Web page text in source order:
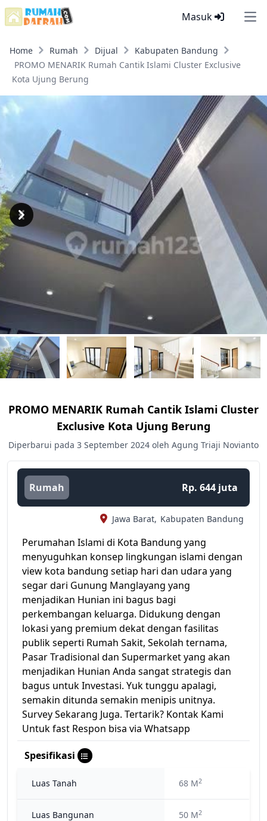
Masuk
Home Rumah Dijual
Kabupaten Bandung
PROMO MENARIK Rumah Cantik Islami Cluster Exclusive
Kota Ujung Berung
Previous
Next
PROMO MENARIK Rumah Cantik Islami Cluster
Exclusive Kota Ujung Berung
Diperbarui pada 3 September 2024 oleh Agung Triaji Novianto
Rumah Rp. 644 juta
Jawa Barat, Kabupaten Bandung
Perumahan Islami di Kota Bandung yang
menyuguhkan konsep lingkungan islami dengan
view kota bandung setiap hari dan udara yang
segar dari Gunung Manglayang yang
menjadikan Hunian ini bagus bagi
perkembangan keluarga. Didukung dengan
lokasi yang premium dekat dengan fasilitas
publik seperti Rumah Sakit, Sekolah ternama,
Pasar Tradisional dan Supermarket yang akan
menjadikan Hunian Anda sangat strategis dan
bagus untuk Investasi. Yuk tunggu apalagi,
semakin ditunda semakin menipis unitnya.
Survey Sekarang Juga. Tertarik? Kontak Kami
Untuk fast Respon bisa via Whatsapp
Spesifikasi
Luas Tanah 68 M2
Luas Bangunan 50 M2